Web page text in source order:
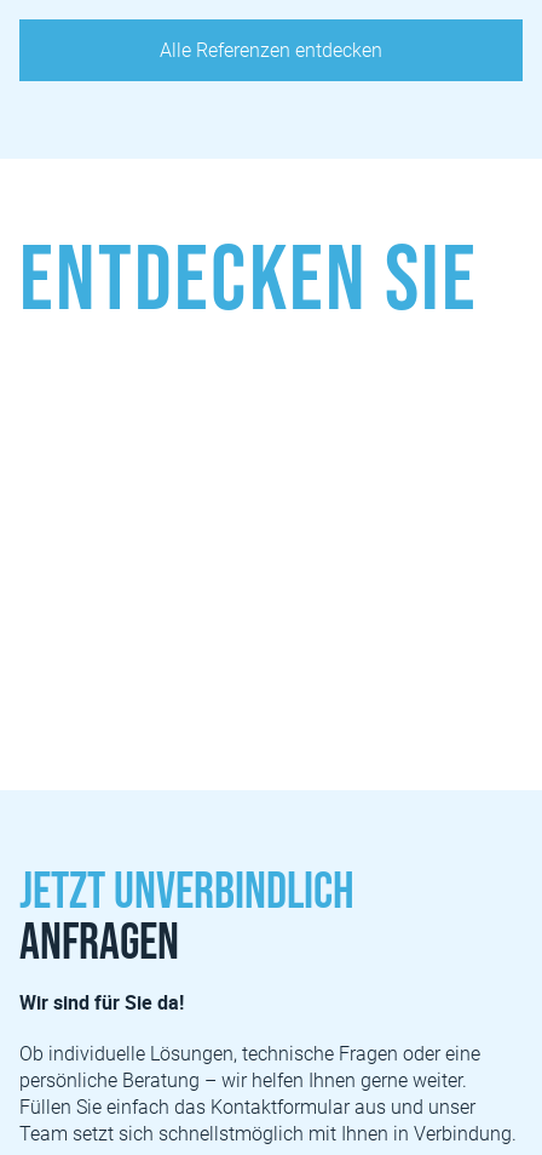
Alle Referenzen entdecken
Entdecken Sie
Jetzt unverbindlich
anfragen
Wir sind für Sie da!
Ob individuelle Lösungen, technische Fragen oder eine
persönliche Beratung – wir helfen Ihnen gerne weiter.
Füllen Sie einfach das Kontaktformular aus und unser
Team setzt sich schnellstmöglich mit Ihnen in Verbindung.